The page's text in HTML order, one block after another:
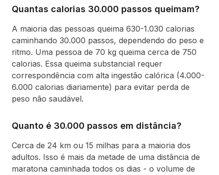
Quantas calorias 30.000 passos queimam?
A maioria das pessoas queima 630-1.030 calorias
caminhando 30.000 passos, dependendo do peso e
ritmo. Uma pessoa de 70 kg queima cerca de 750
calorias. Essa queima substancial requer
correspondência com alta ingestão calórica (4.000-
6.000 calorias diariamente) para evitar perda de
peso não saudável.
Quanto é 30.000 passos em distância?
Cerca de 24 km ou 15 milhas para a maioria dos
adultos. Isso é mais da metade de uma distância de
maratona caminhada todos os dias - o volume de